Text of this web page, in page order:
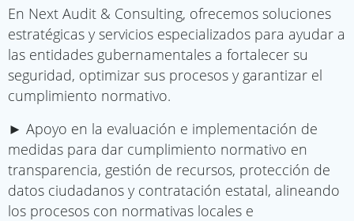
En Next Audit & Consulting, ofrecemos soluciones
estratégicas y servicios especializados para ayudar a
las entidades gubernamentales a fortalecer su
seguridad, optimizar sus procesos y garantizar el
cumplimiento normativo.
► Apoyo en la evaluación e implementación de
medidas para dar cumplimiento normativo en
transparencia, gestión de recursos, protección de
datos ciudadanos y contratación estatal, alineando
los procesos con normativas locales e